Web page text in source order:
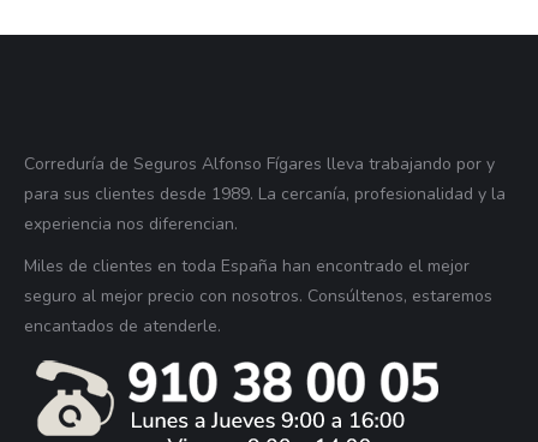
Correduría de Seguros Alfonso Fígares lleva trabajando por y
para sus clientes desde 1989. La cercanía, profesionalidad y la
experiencia nos diferencian.
Miles de clientes en toda España han encontrado el mejor
seguro al mejor precio con nosotros. Consúltenos, estaremos
encantados de atenderle.